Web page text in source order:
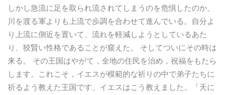
しかし急流に足を取られ流されてしまうのを危惧したのか、
川を渡る軍よりも上流で歩調を合わせて進んでいる。自分よ
り上流に側近を置いて、流れを軽減しようとしているあた
り、狡賢い性格であることが窺えた。 そしてついにその時は
来る。 その王国はやがて，全地の住民を治め，祝福をもたら
します。これこそ，イエスが模範的な祈りの中で弟子たちに
祈るよう教えた王国です。イエスはこう教えました。「天に